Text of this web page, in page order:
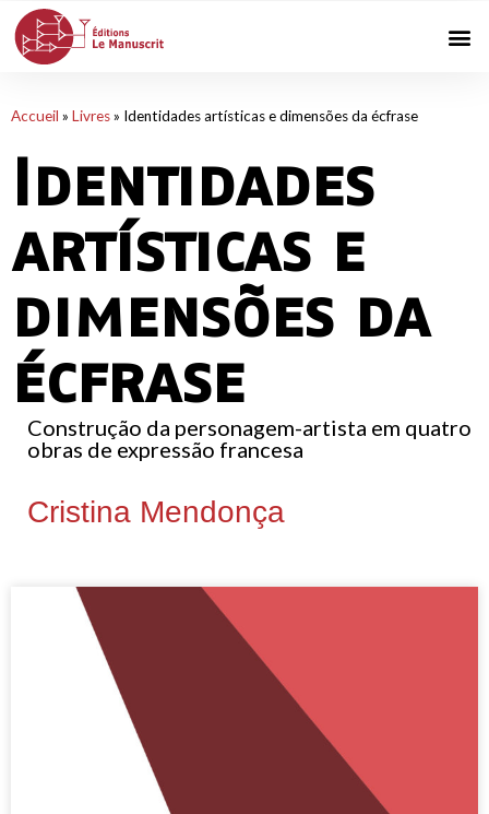
Accueil » Livres» Identidades artísticas e dimensões da écfrase
Identidades
artísticas e
dimensões da
écfrase
Construção da personagem-artista em quatro
obras de expressão francesa
Cristina Mendonça